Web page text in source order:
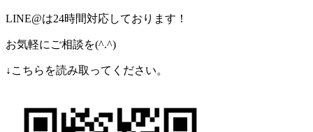
LINE@は24時間対応しております！
お気軽にご相談を(^.^)
↓ こちらを読み取ってください。